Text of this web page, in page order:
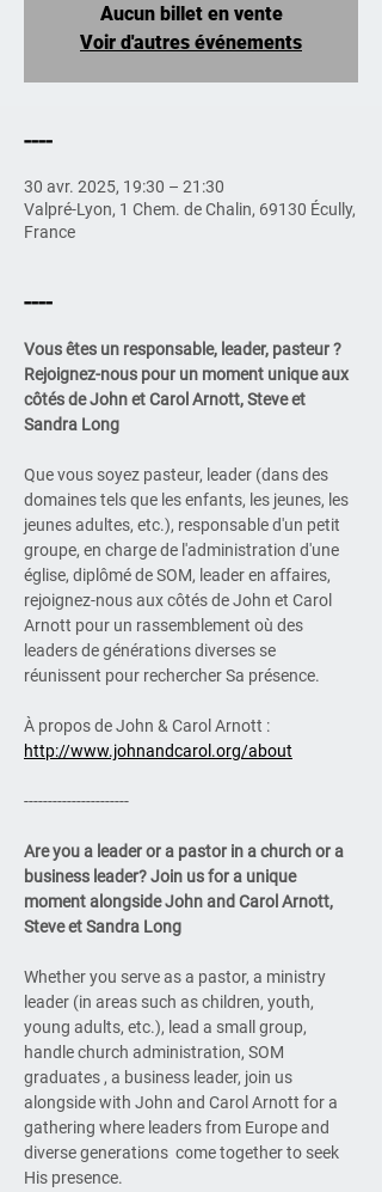
Aucun billet en vente
Voir d'autres événements
----
30 avr. 2025, 19:30 – 21:30
Valpré-Lyon, 1 Chem. de Chalin, 69130 Écully,
France
----
Vous êtes un responsable, leader, pasteur ?
Rejoignez-nous pour un moment unique aux
côtés de John et Carol Arnott, Steve et
Sandra Long
Que vous soyez pasteur, leader (dans des
domaines tels que les enfants, les jeunes, les
jeunes adultes, etc.), responsable d'un petit
groupe, en charge de l'administration d'une
église, diplômé de SOM, leader en affaires,
rejoignez-nous aux côtés de John et Carol
Arnott pour un rassemblement où des
leaders de générations diverses se
réunissent pour rechercher Sa présence.
À propos de John & Carol Arnott :
http://www.johnandcarol.org/about
----------------------
Are you a leader or a pastor in a church or a
business leader? Join us for a unique
moment alongside John and Carol Arnott,
Steve et Sandra Long
Whether you serve as a pastor, a ministry
leader (in areas such as children, youth,
young adults, etc.), lead a small group,
handle church administration, SOM
graduates , a business leader, join us
alongside with John and Carol Arnott for a
gathering where leaders from Europe and
diverse generations  come together to seek
His presence.